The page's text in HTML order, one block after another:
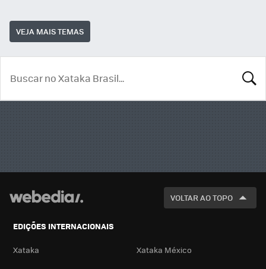
VEJA MAIS TEMAS
VOLTAR AO TOPO
EDIÇÕES INTERNACIONAIS
Xataka Xataka México